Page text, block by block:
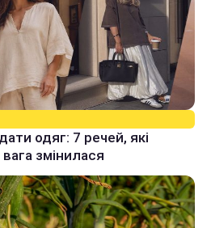
одяг: 7 речей, які
змінилася